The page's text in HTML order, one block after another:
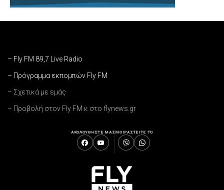
– Fly FM 89,7 Live Radio
– Πρόγραμμα εκπομπών Fly FM
– Σχετικά με εμάς
– Προβολή στον Fly FM κ στο flynews.gr
ΑΚΟΛΟΥΘΗΣΤΕ ΜΑΣΜΟΙΡΑΣΤΕΙΤΕ ΤΟ